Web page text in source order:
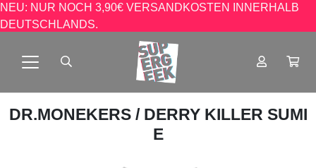
NEU: NUR NOCH 3,90€ VERSANDKOSTEN INNERHALB
DEUTSCHLANDS.
DR.MONEKERS / DERRY KILLER SUMI
E